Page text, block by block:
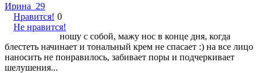
Ирина_29
Нравится!
Не нравится!
0
ношу с собой, мажу нос в конце дня, когда
блестеть начинает и тональный крем не спасает :) на все лицо
наносить не понравилось, забивает поры и подчеркивает
шелушения...